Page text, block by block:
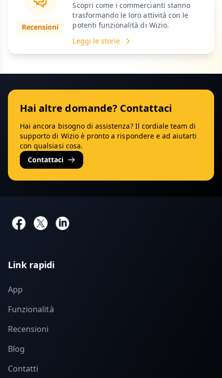
Recensioni
Scopri come i commercianti stanno
trasformando le loro attività con le
potenti funzionalità di Wizio.
Leggi le storie
Hai altre domande? Contattaci
Hai ancora bisogno di assistenza? Il cordiale team di
supporto di Wizio è pronto a rispondere e ad aiutarti
con qualsiasi cosa.
Contattaci
Link rapidi
App
Funzionalità
Recensioni
Blog
Contatti